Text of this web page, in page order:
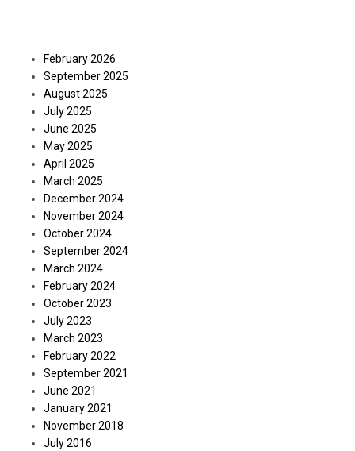
February 2026
September 2025
August 2025
July 2025
June 2025
May 2025
April 2025
March 2025
December 2024
November 2024
October 2024
September 2024
March 2024
February 2024
October 2023
July 2023
March 2023
February 2022
September 2021
June 2021
January 2021
November 2018
July 2016